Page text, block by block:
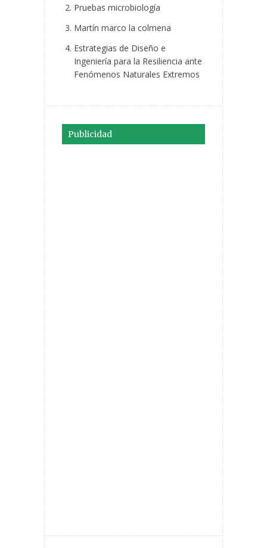
Pruebas microbiología
Martín marco la colmena
Estrategias de Diseño e
Ingeniería para la Resiliencia ante
Fenómenos Naturales Extremos
Publicidad